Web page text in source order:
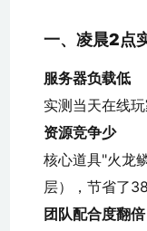
一、凌晨2点
服务器负载低
实测当天在线
资源竞争少
核心道具"火龙
层），节省了
团队配合度翻倍